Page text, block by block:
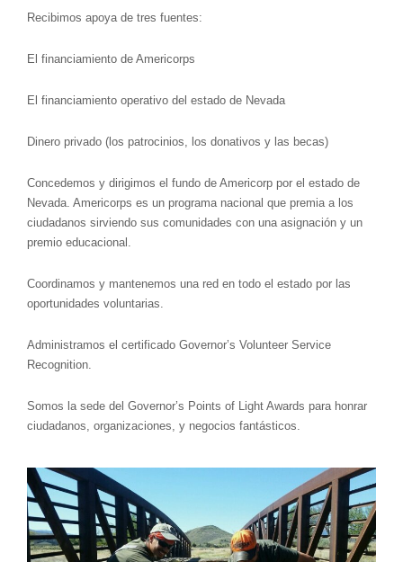
Recibimos apoya de tres fuentes:
El financiamiento de Americorps
El financiamiento operativo del estado de Nevada
Dinero privado (los patrocinios, los donativos y las becas)
Concedemos y dirigimos el fundo de Americorp por el estado de
Nevada. Americorps es un programa nacional que premia a los
ciudadanos sirviendo sus comunidades con una asignación y un
premio educacional.
Coordinamos y mantenemos una red en todo el estado por las
oportunidades voluntarias.
Administramos el certificado Governor’s Volunteer Service
Recognition.
Somos la sede del Governor’s Points of Light Awards para honrar
ciudadanos, organizaciones, y negocios fantásticos.